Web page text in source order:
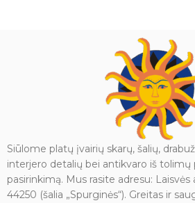
Siūlome platų įvairių skarų, šalių,
interjero detalių bei antikvaro iš tolimų
pasirinkimą. Mus rasite adresu: Laisvės
44250 (šalia „Spurginės“). Greitas ir